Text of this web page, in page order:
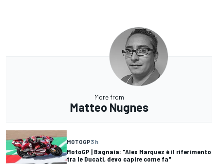
More from
Matteo Nugnes
MOTOGP3 h
MotoGP | Bagnaia: "Alex Marquez è il riferimento
tra le Ducati, devo capire come fa"